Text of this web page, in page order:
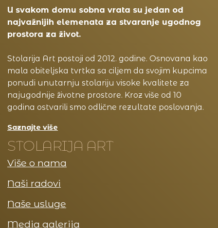
U svakom domu sobna vrata su jedan od
najvažnijih elemenata za stvaranje ugodnog
prostora za život.
Stolarija Art postoji od 2012. godine. Osnovana kao
mala obiteljska tvrtka sa ciljem da svojim kupcima
ponudi unutarnju stolariju visoke kvalitete za
najugodnije životne prostore. Kroz više od 10
godina ostvarili smo odlične rezultate poslovanja.
Saznajte više
STOLARIJA ART
Više o nama
Naši radovi
Naše usluge
Media galerija